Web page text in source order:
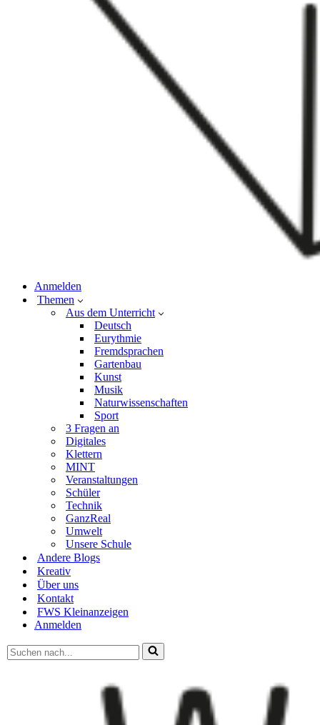
Anmelden
Themen
Aus dem Unterricht
Deutsch
Eurythmie
Fremdsprachen
Gartenbau
Kunst
Musik
Naturwissenschaften
Sport
3 Fragen an
Digitales
Klettern
MINT
Veranstaltungen
Schüler
Technik
GanzReal
Umwelt
Unsere Schule
Andere Blogs
Kreativ
Über uns
Kontakt
FWS Kleinanzeigen
Anmelden
Suchen
nach …